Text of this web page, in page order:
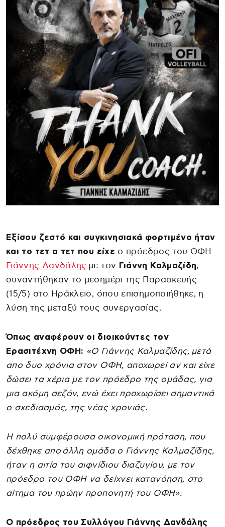
Εξίσου ζεστό και συγκινησιακά φορτιμένο ήταν
και το τετ α τετ που είχε ο πρόεδρος του ΟΦΗ
Γιάννης Δανδάλης με τον Γιάννη Καλμαζίδη,
συναντήθηκαν το μεσημέρι της Παρασκευής
(15/5) στο Ηράκλειο, όπου επισημοποιήθηκε, η
λύση της μεταξύ τους συνεργασίας.
Όπως αναφέρουν οι διοικούντες τον
Ερασιτέχνη ΟΦΗ: «Ο Γιάννης Καλμαζίδης, μετά
απο δυο χρόνια στον ΟΦΗ, αποχωρεί αν και είχε
δώσει τα χέρια με τον πρόεδρο της ομάδας, για
μια ακόμη σεζόν, ενώ έχει προχωρίσει σημαντικά
ο σχεδιασμός, της νέας χρονιάς.
Η πολύ συμφέρουσα οικονομική πρόταση, που
δέχθηκε απο άλλη ομάδα ο Γιάννης Καλμαζίδης,
ήταν η αιτία του αιφνίδιου διαζυγίου, με τον
πρόεδρο του ΟΦΗ να δείχνει κατανόηση, στο
αίτημα του πρώην προπονητή του ΟΦΗ».
Ο πρόεδρος του Συλλόγου Γιάννης Δανδάλης